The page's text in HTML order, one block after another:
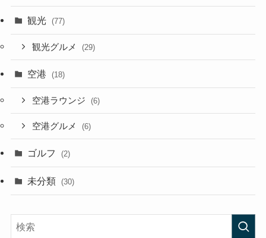
観光 (77)
観光グルメ (29)
空港 (18)
空港ラウンジ (6)
空港グルメ (6)
ゴルフ (2)
未分類 (30)